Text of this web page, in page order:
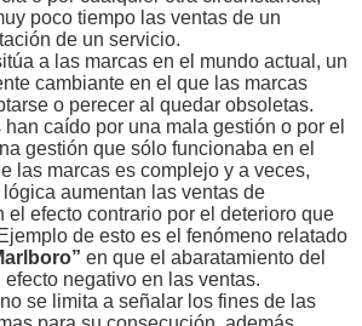
poco tiempo las ventas de un
de un servicio.
a las marcas en el mundo actual, un
cambiante en el que las marcas
o perecer al quedar obsoletas.
han caído por una mala gestión o por el
gestión que sólo funcionaba en el
las marcas es complejo y a veces,
aumentan las ventas de
el efecto contrario por el deterioro que
de esto es el fenómeno relatado
en que el abaratamiento del
negativo en las ventas.
se limita a señalar los fines de las